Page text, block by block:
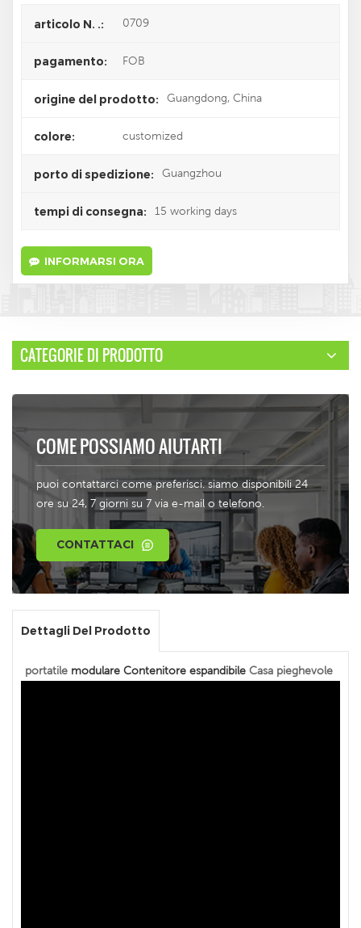
articolo N. .: 0709
pagamento: FOB
origine del prodotto: Guangdong, China
colore: customized
porto di spedizione: Guangzhou
tempi di consegna: 15 working days
INFORMARSI ORA
CATEGORIE DI PRODOTTO
COME POSSIAMO AIUTARTI
puoi contattarci come preferisci. siamo disponibili 24
ore su 24, 7 giorni su 7 via e-mail o telefono.
CONTATTACI
Dettagli Del Prodotto
portatile modulare Contenitore espandibile Casa pieghevole